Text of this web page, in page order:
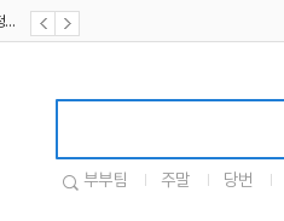
[공지] [호텔업] 유료서비스 이용약관 개정본2 (19.09.02)
부부팀 주말 당번